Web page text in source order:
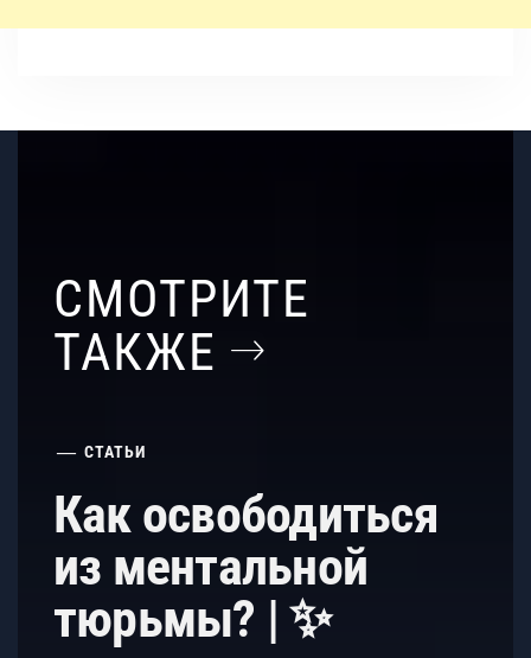
СМОТРИТЕ
ТАКЖЕ
СТАТЬИ
Как освободиться
из ментальной
тюрьмы? | ✨